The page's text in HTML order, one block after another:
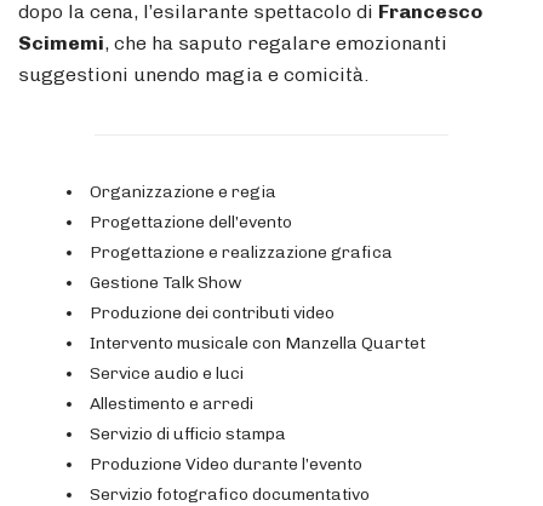
dopo la cena, l’esilarante spettacolo di Francesco
Scimemi, che ha saputo regalare emozionanti
suggestioni unendo magia e comicità.
Organizzazione e regia
Progettazione dell’evento
Progettazione e realizzazione grafica
Gestione Talk Show
Produzione dei contributi video
Intervento musicale con Manzella Quartet
Service audio e luci
Allestimento e arredi
Servizio di ufficio stampa
Produzione Video durante l’evento
Servizio fotografico documentativo